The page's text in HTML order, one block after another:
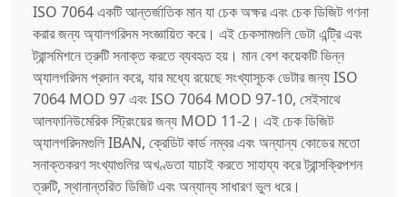
ISO 7064 একটি আন্তর্জাতিক মান যা চেক অক্ষর এবং চেক ডিজিট গণনা
করার জন্য অ্যালগরিদম সংজ্ঞায়িত করে। এই চেকসামগুলি ডেটা এন্ট্রি এবং
ট্রান্সমিশনে ত্রুটি সনাক্ত করতে ব্যবহৃত হয়। মান বেশ কয়েকটি ভিন্ন
অ্যালগরিদম প্রদান করে, যার মধ্যে রয়েছে সংখ্যাসূচক ডেটার জন্য ISO
7064 MOD 97 এবং ISO 7064 MOD 97-10, সেইসাথে
আলফানিউমেরিক স্ট্রিংয়ের জন্য MOD 11-2। এই চেক ডিজিট
অ্যালগরিদমগুলি IBAN, ক্রেডিট কার্ড নম্বর এবং অন্যান্য কোডের মতো
সনাক্তকরণ সংখ্যাগুলির অখণ্ডতা যাচাই করতে সাহায্য করে ট্রান্সক্রিপশন
ত্রুটি, স্থানান্তরিত ডিজিট এবং অন্যান্য সাধারণ ভুল ধরে।